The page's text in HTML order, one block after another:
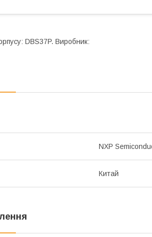
DBS37P. Виробник:
NXP
Китай